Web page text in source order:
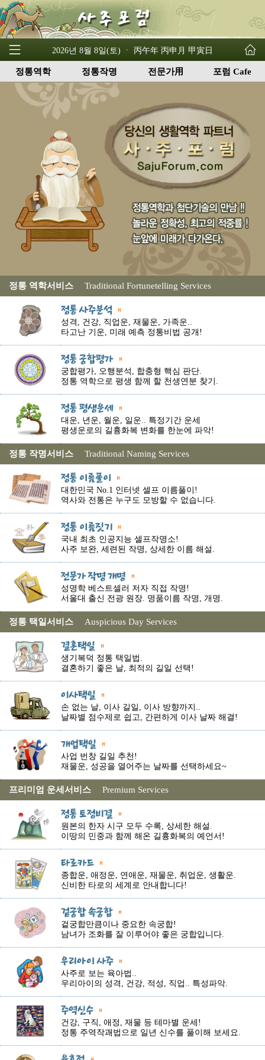
2026년 8월 8일(토) ㆍ 丙午年 丙申月 甲寅日
정통역학 정통작명 전문가用 포럼 Cafe
정통 역학서비스 Traditional Fortunetelling Services
성격, 건강, 직업운, 재물운, 가족운..
타고난 기운, 미래 예측 정통비법 공개!
궁합평가, 오행분석, 합충형 핵심 판단.
정통 역학으로 평생 함께 할 천생연분 찾기.
대운, 년운, 월운, 일운.. 특정기간 운세
평생운로의 길흉화복 변화를 한눈에 파악!
정통 작명서비스 Traditional Naming Services
대한민국 No.1 인터넷 셀프 이름풀이!
역사와 전통은 누구도 모방할 수 없습니다.
국내 최초 인공지능 셀프작명소!
사주 보완, 세련된 작명, 상세한 이름 해설.
성명학 베스트셀러 저자 직접 작명!
서울대 출신 전광 원장. 명품이름 작명, 개명.
정통 택일서비스 Auspicious Day Services
생기복덕 정통 택일법.
결혼하기 좋은 날, 최적의 길일 선택!
손 없는 날, 이사 길일, 이사 방향까지..
날짜별 점수제로 쉽고, 간편하게 이사 날짜 해결!
사업 번창 길일 추천!
재물운, 성공을 열어주는 날짜를 선택하세요~
프리미엄 운세서비스 Premium Services
원본의 한자 시구 모두 수록, 상세한 해설.
이땅의 민중과 함께 해온 길흉화복의 예언서!
종합운, 애정운, 연애운, 재물운, 취업운, 생활운.
신비한 타로의 세계로 안내합니다!
겉궁합만큼이나 중요한 속궁합!
남녀가 조화를 잘 이루어야 좋은 궁합입니다.
사주로 보는 육아법..
우리아이의 성격, 건강, 적성, 직업.. 특성파악.
건강, 구직, 애정, 재물 등 테마별 운세!
정통 주역작괘법으로 일년 신수를 풀이해 보세요.